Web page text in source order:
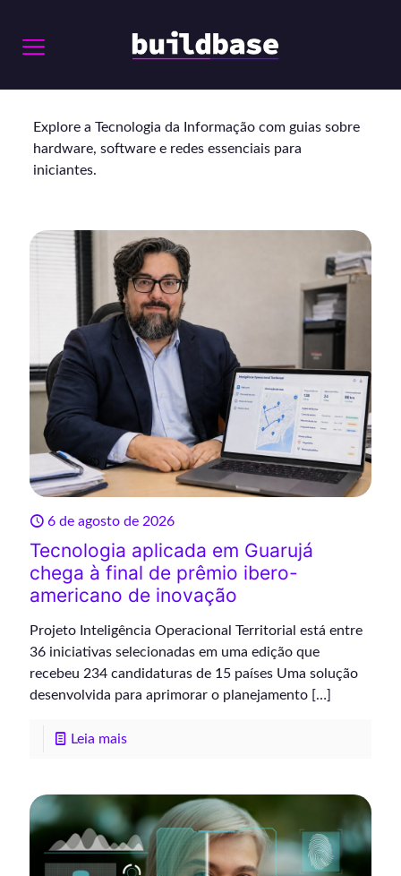
Explore a Tecnologia da Informação com guias sobre
hardware, software e redes essenciais para
iniciantes.
6 de agosto de 2026
Tecnologia aplicada em Guarujá
chega à final de prêmio ibero-
americano de inovação
Projeto Inteligência Operacional Territorial está entre
36 iniciativas selecionadas em uma edição que
recebeu 234 candidaturas de 15 países Uma solução
desenvolvida para aprimorar o planejamento […]
Leia mais